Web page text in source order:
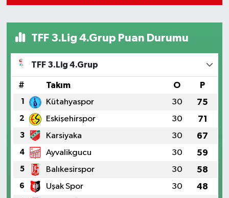
TFF 3.Lig 4.Grup Puan Durumu
TFF 3.Lig 4.Grup
# Takım O P
1 Kütahyaspor 30 75
2 Eskişehirspor 30 71
3 Karsiyaka 30 67
4 Ayvalikgucu 30 59
5 Balıkesirspor 30 58
6 Uşak Spor 30 48